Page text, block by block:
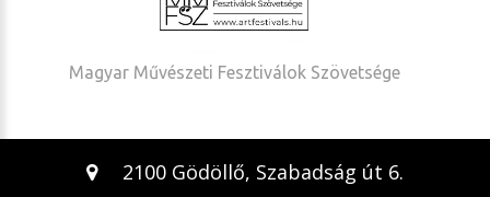
Magyar Művészeti Fesztiválok Szövetsége
2100 Gödöllő, Szabadság út 6.